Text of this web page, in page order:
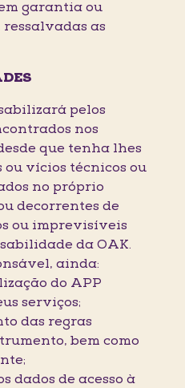
garantia ou
as
pelos
nos
que tenha lhes
ou vícios técnicos ou
no próprio
decorrentes de
ou imprevisíveis
da OAK.
ainda:
do APP
serviços;
das regras
bem como
dados de acesso à